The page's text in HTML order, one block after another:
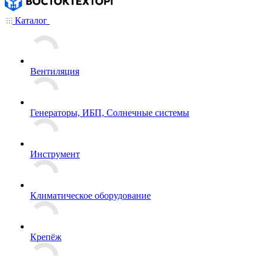
Каталог
Вентиляция
Генераторы, ИБП, Солнечные системы
Инструмент
Климатическое оборудование
Крепёж